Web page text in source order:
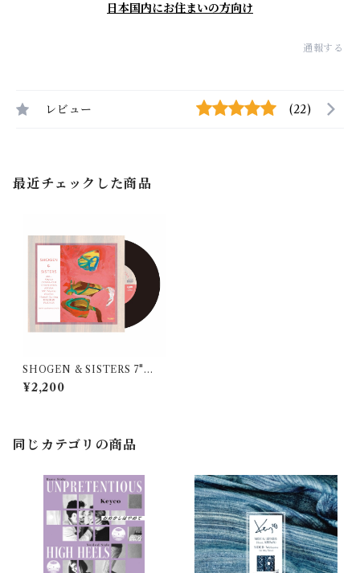
日本国内にお住まいの方向け
通報する
レビュー (22)
最近チェックした商品
SHOGEN & SISTERS 7"
「サーモンピンク／アヤハワ
」(7inch vinyl)
¥2,200
同じカテゴリの商品